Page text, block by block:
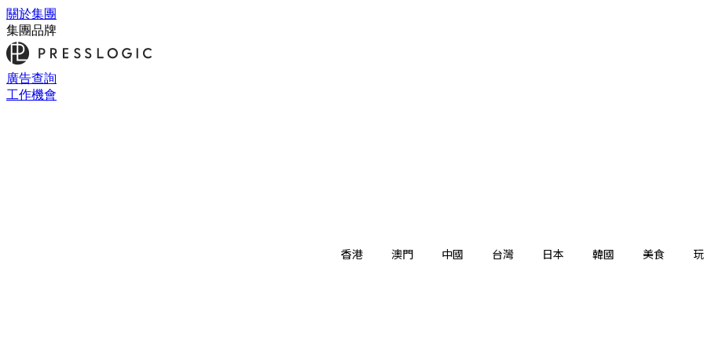
關於集團
集團品牌
廣告查詢
工作機會
香港 澳門 中國 台灣 日本 韓國 美食